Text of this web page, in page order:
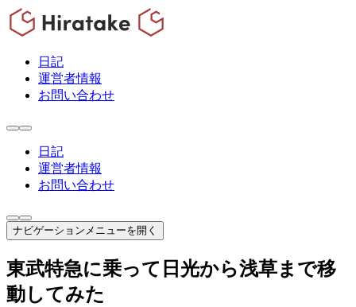
日記
運営者情報
お問い合わせ
日記
運営者情報
お問い合わせ
ナビゲーションメニューを開く
東武特急に乗って日光から浅草まで移
動してみた